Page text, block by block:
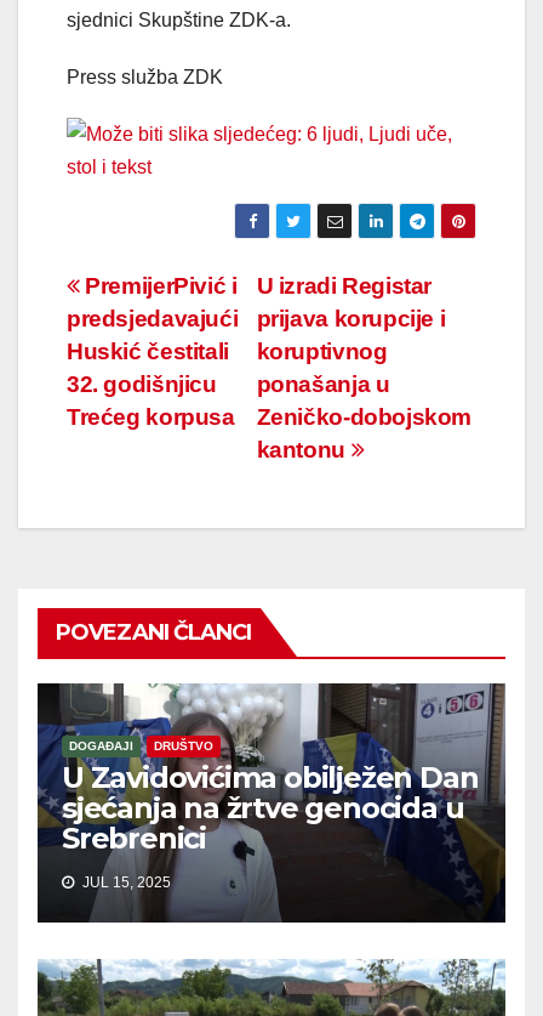
sjednici Skupštine ZDK-a.
Press služba ZDK
Navigacija
članaka
U izradi Registar
prijava korupcije i
koruptivnog
ponašanja u
Zeničko-dobojskom
kantonu
PremijerPivić i
predsjedavajući
Huskić čestitali
32. godišnjicu
Trećeg korpusa
POVEZANI ČLANCI
DOGAĐAJI DRUŠTVO
U Zavidovićima obilježen Dan
sjećanja na žrtve genocida u
Srebrenici
JUL 15, 2025